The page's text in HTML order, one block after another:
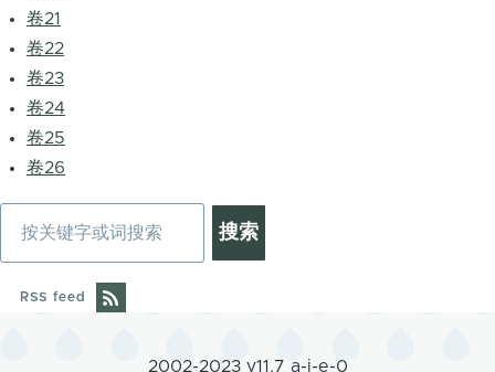
卷21
卷22
卷23
卷24
卷25
卷26
RSS feed
2002-2023 v11.7 a-j-e-0